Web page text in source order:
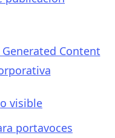
Content
visible
portavoces